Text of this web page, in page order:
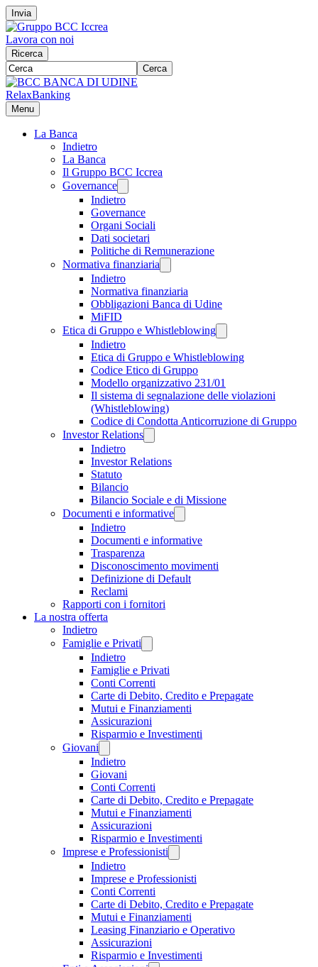
Invia
Lavora con noi
Ricerca
Cerca
RelaxBanking
Menu
La Banca
Indietro
La Banca
Il Gruppo BCC Iccrea
Governance
Indietro
Governance
Organi Sociali
Dati societari
Politiche di Remunerazione
Normativa finanziaria
Indietro
Normativa finanziaria
Obbligazioni Banca di Udine
MiFID
Etica di Gruppo e Whistleblowing
Indietro
Etica di Gruppo e Whistleblowing
Codice Etico di Gruppo
Modello organizzativo 231/01
Il sistema di segnalazione delle violazioni
(Whistleblowing)
Codice di Condotta Anticorruzione di Gruppo
Investor Relations
Indietro
Investor Relations
Statuto
Bilancio
Bilancio Sociale e di Missione
Documenti e informative
Indietro
Documenti e informative
Trasparenza
Disconoscimento movimenti
Definizione di Default
Reclami
Rapporti con i fornitori
La nostra offerta
Indietro
Famiglie e Privati
Indietro
Famiglie e Privati
Conti Correnti
Carte di Debito, Credito e Prepagate
Mutui e Finanziamenti
Assicurazioni
Risparmio e Investimenti
Giovani
Indietro
Giovani
Conti Correnti
Carte di Debito, Credito e Prepagate
Mutui e Finanziamenti
Assicurazioni
Risparmio e Investimenti
Imprese e Professionisti
Indietro
Imprese e Professionisti
Conti Correnti
Carte di Debito, Credito e Prepagate
Mutui e Finanziamenti
Leasing Finanziario e Operativo
Assicurazioni
Risparmio e Investimenti